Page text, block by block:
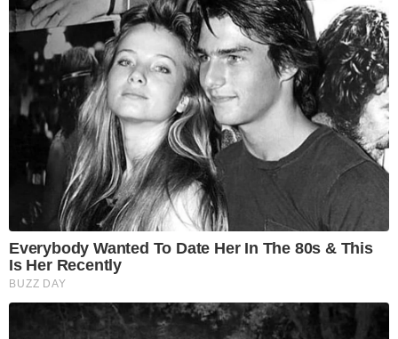
Everybody Wanted To Date Her In The 80s & This
Is Her Recently
BUZZ DAY